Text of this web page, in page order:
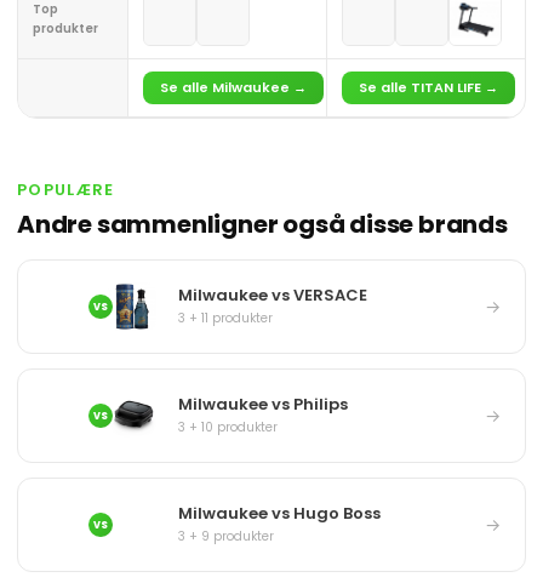
Top
produkter
Se alle Milwaukee → Se alle TITAN LIFE →
POPULÆRE
Andre sammenligner også disse brands
VS Milwaukee vs VERSACE
3 + 11 produkter →
VS Milwaukee vs Philips
3 + 10 produkter →
VS Milwaukee vs Hugo Boss
3 + 9 produkter →